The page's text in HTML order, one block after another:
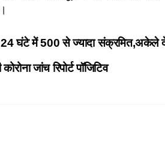
में 500 से ज्यादा संक्रमित,अकेले
जांच रिपोर्ट पॉजिटिव